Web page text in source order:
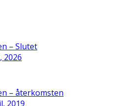
– Slutet
2026
– återkomsten
2019